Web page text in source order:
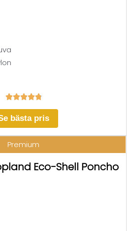

bästa pris
Premium
Eco-Shell Poncho